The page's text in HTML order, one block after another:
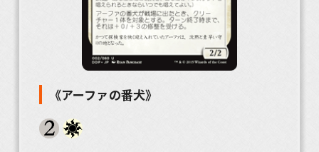
《アーファの番犬》